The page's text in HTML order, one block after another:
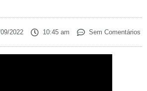
2022 10:45 am Sem Comentários